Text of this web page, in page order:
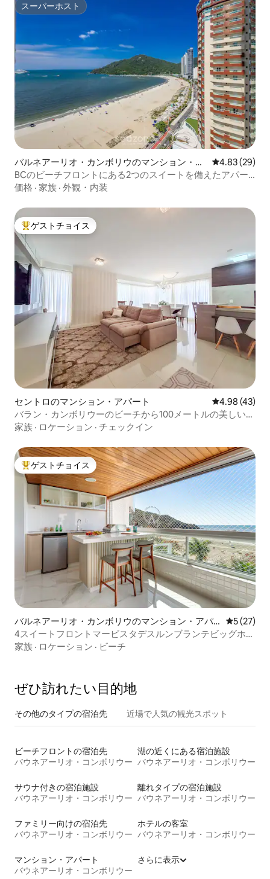
スーパーホスト
スーパーホスト
バルネアーリオ・カンボリウのマンション・ア
パート
レビュー29
4.83 (29)
BCのビーチフロントにある2つのスイートを備えたアパー
ト– EQC 0801
価格 · 家族 · 外観・内装
大好評のゲストチョイスです。
ゲストチョイス
セントロのマンション・アパート レビュー43
4.98 (43)
バラン・カンボリウーのビーチから100メートルの美しいア
パート
家族 · ロケーション · チェックイン
大好評のゲストチョイスです。
ゲストチョイス
バルネアーリオ・カンボリウのマンション・アパ
ート
レビュー
5 (27)
4スイートフロントマービスタデスルンブランテビッグホイ
ール
家族 · ロケーション · ビーチ
ぜひ訪⁠れ⁠た⁠い目⁠的⁠地
その他のタ⁠イ⁠プ⁠の宿⁠泊⁠先 近場で人気の観光スポット
ビーチフロントの宿泊先
バウネアーリオ・コンボリウー
湖の近くにある宿泊施設
バウネアーリオ・コンボリウー
サウナ付きの宿泊施設
バウネアーリオ・コンボリウー
離れタイプの宿泊施設
バウネアーリオ・コンボリウー
ファミリー向けの宿泊先
バウネアーリオ・コンボリウー
ホテルの客室
バウネアーリオ・コンボリウー
マンション・アパート
バウネアーリオ・コンボリウー
さらに表示